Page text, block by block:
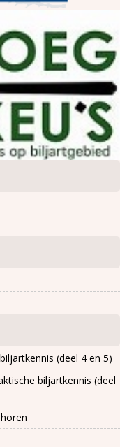
(deel 4 en 5)
biljartkennis (deel